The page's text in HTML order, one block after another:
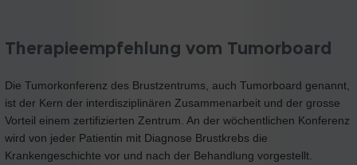
Therapieempfehlung vom Tumorboard
Die Tumorkonferenz des Brustzentrums, auch Tumorboard genannt,
ist der Kern der interdisziplinären Zusammenarbeit und der grosse
Vorteil einem zertifizierten Zentrum. An der wöchentlichen Konferenz
wird von jeder Patientin mit Diagnose Brustkrebs die
Krankengeschichte vor und nach der Behandlung vorgestellt.